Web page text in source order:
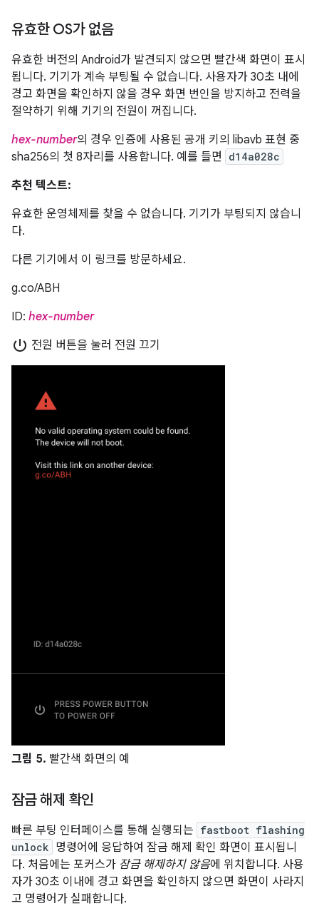
유효한 OS가 없음
유효한 버전의 Android가 발견되지 않으면 빨간색 화면이 표시
됩니다. 기기가 계속 부팅될 수 없습니다. 사용자가 30초 내에
경고 화면을 확인하지 않을 경우 화면 번인을 방지하고 전력을
절약하기 위해 기기의 전원이 꺼집니다.
hex-number의 경우 인증에 사용된 공개 키의 libavb 표현 중
sha256의 첫 8자리를 사용합니다. 예를 들면
d14a028c
추천 텍스트:
유효한 운영체제를 찾을 수 없습니다. 기기가 부팅되지 않습니
다.
다른 기기에서 이 링크를 방문하세요.
g.co/ABH
ID: hex-number
power_settings_new 전원 버튼을 눌러 전원 끄기
그림 5. 빨간색 화면의 예
잠금 해제 확인
빠른 부팅 인터페이스를 통해 실행되는 fastboot flashing
unlock 명령어에 응답하여 잠금 해제 확인 화면이 표시됩니
다. 처음에는 포커스가 잠금 해제하지 않음에 위치합니다. 사용
자가 30초 이내에 경고 화면을 확인하지 않으면 화면이 사라지
고 명령어가 실패합니다.